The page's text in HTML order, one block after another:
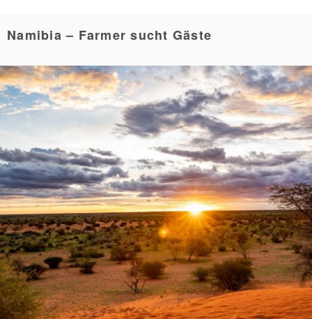
Namibia – Farmer sucht Gäste